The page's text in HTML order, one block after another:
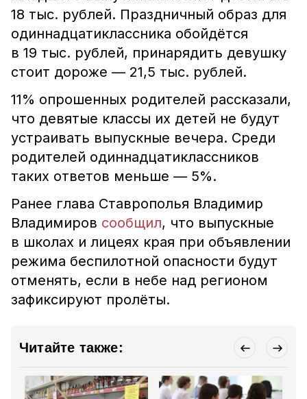
18 тыс. рублей. Праздничный образ для
одиннадцатиклассника обойдётся
в 19 тыс. рублей, принарядить девушку
стоит дороже — 21,5 тыс. рублей.
11% опрошенных родителей рассказали,
что девятые классы их детей не будут
устраивать выпускные вечера. Среди
родителей одиннадцатиклассников
таких ответов меньше — 5%.
Ранее глава Ставрополья Владимир
Владимиров сообщил, что выпускные
в школах и лицеях края при объявлении
режима беспилотной опасности будут
отменять, если в небе над регионом
зафиксируют пролёты.
Читайте также: